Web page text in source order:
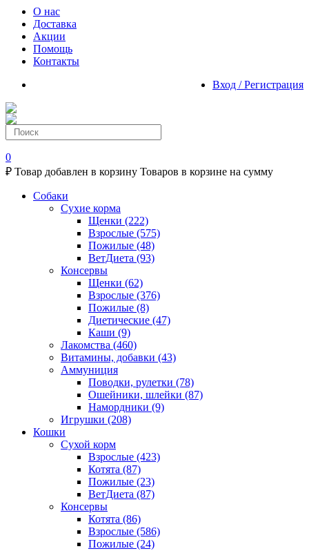
О нас
Доставка
Акции
Помощь
Контакты
Вход / Регистрация
0
₽ Товар добавлен в корзину Товаров в корзине на сумму
Собаки
Сухие корма
Щенки (222)
Взрослые (575)
Пожилые (48)
ВетДиета (93)
Консервы
Щенки (62)
Взрослые (376)
Пожилые (8)
Диетические (47)
Каши (9)
Лакомства (460)
Витамины, добавки (43)
Аммуниция
Поводки, рулетки (78)
Ошейники, шлейки (87)
Намордники (9)
Игрушки (208)
Кошки
Сухой корм
Взрослые (423)
Котята (87)
Пожилые (23)
ВетДиета (87)
Консервы
Котята (86)
Взрослые (586)
Пожилые (24)